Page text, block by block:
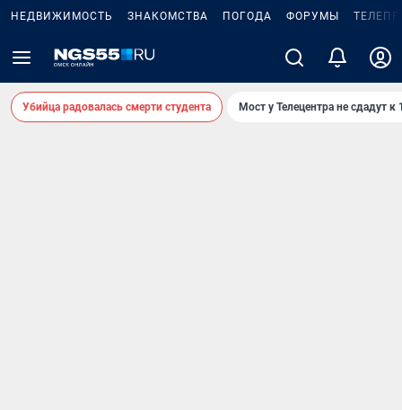
НЕДВИЖИМОСТЬ ЗНАКОМСТВА ПОГОДА ФОРУМЫ
Убийца радовалась смерти студента Мост у Телецентра не сдадут к